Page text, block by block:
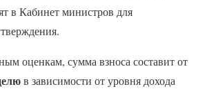
в Кабинет министров для
оценкам, сумма взноса составит от
в зависимости от уровня дохода